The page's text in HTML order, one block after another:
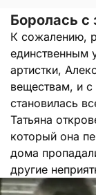
Боролась с
К сожалению,
единственным
артистки,
веществам, и
становилась
Татьяна
который она
дома
другие